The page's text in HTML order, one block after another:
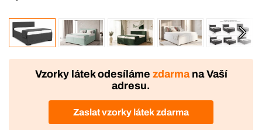
VÝROBA
Vzorky látek odesíláme zdarmana Vaší
adresu.
Zaslat vzorky látek zdarma